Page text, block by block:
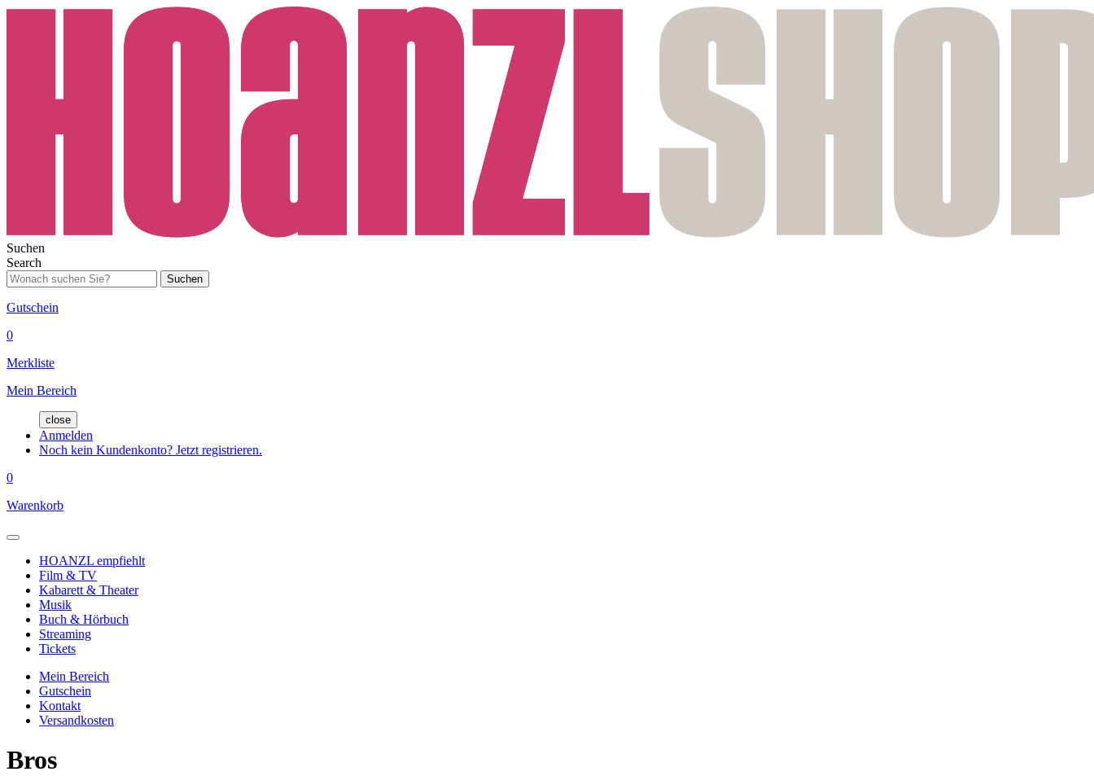
Suchen
Search
Suchen
Gutschein
0
Merkliste
Mein Bereich
close
Anmelden
Noch kein Kundenkonto? Jetzt registrieren.
0
Warenkorb
HOANZL empfiehlt
Film & TV
Kabarett & Theater
Musik
Buch & Hörbuch
Streaming
Tickets
Mein Bereich
Gutschein
Kontakt
Versandkosten
Bros